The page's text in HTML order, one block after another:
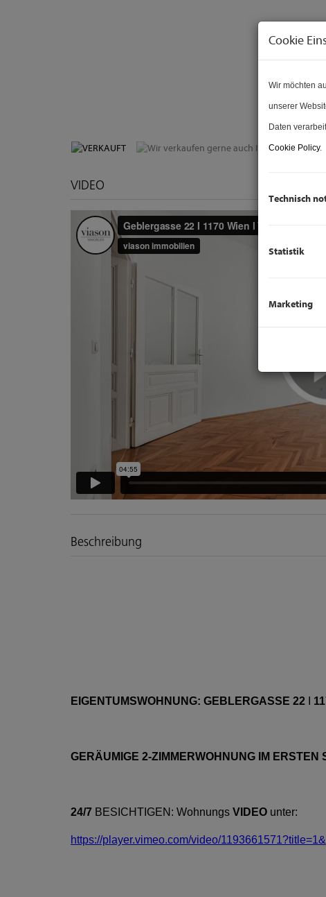
Wir verkaufen
VIDEO
Beschreibung
EIGENTUMSWOHNUNG: GEBLERGASSE 22
GERÄUMIGE 2-ZIMMERWOHNUNG IM ERSTEN
24/7 BESICHTIGEN: Wohnungs VIDEO unter:
https://player.vimeo.com/video/1193661571?title=1&
Cookie
Wir möchten
unserer
Daten
Cookie Policy.
Technisch
Statistik
Marketing